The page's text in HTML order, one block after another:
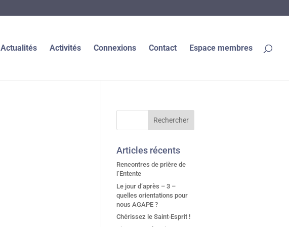
Actualités Activités Connexions Contact Espace membres
Articles récents
Rencontres de prière de
l’Entente
Le jour d’après – 3 –
quelles orientations pour
nous AGAPE ?
Chérissez le Saint-Esprit !